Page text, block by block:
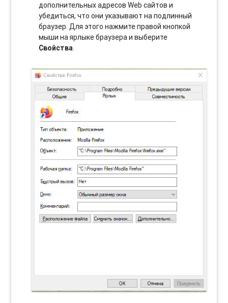
дополнительных адресов Web сайтов и
убедиться, что они указывают на подлинный
браузер. Для этого нажмите правой кнопкой
мыши на ярлыке браузера и выберите
Свойства.